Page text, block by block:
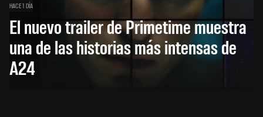
HACE 1 DÍA
El nuevo trailer de Primetime muestra
una de las historias más intensas de
A24